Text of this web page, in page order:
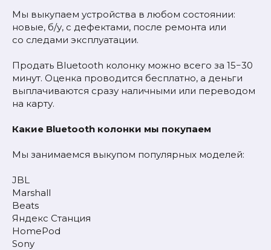
Мы выкупаем устройства в любом состоянии:
новые, б/у, с дефектами, после ремонта или
со следами эксплуатации.
Продать Bluetooth колонку можно всего за 15−30
минут. Оценка проводится бесплатно, а деньги
выплачиваются сразу наличными или переводом
на карту.
Какие Bluetooth колонки мы покупаем
Мы занимаемся выкупом популярных моделей:
JBL
Marshall
Beats
Яндекс Станция
HomePod
Sony